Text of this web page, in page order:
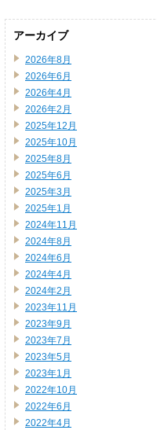
アーカイブ
2026年8月
2026年6月
2026年4月
2026年2月
2025年12月
2025年10月
2025年8月
2025年6月
2025年3月
2025年1月
2024年11月
2024年8月
2024年6月
2024年4月
2024年2月
2023年11月
2023年9月
2023年7月
2023年5月
2023年1月
2022年10月
2022年6月
2022年4月